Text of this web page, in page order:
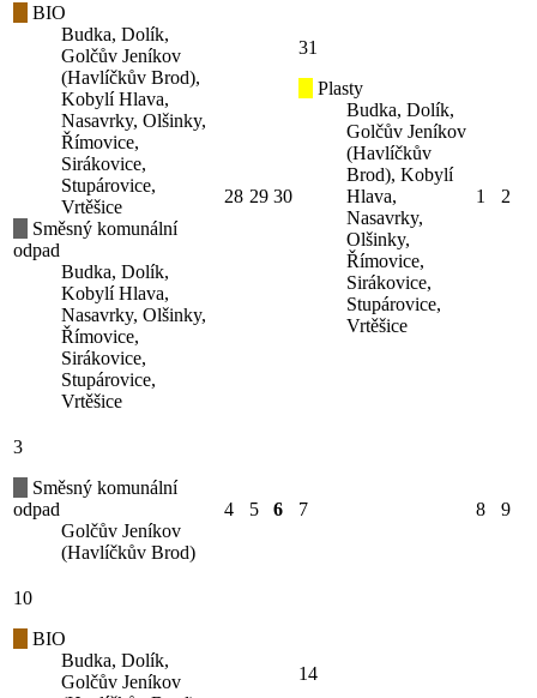
BIO
Budka, Dolík,
Golčův Jeníkov
(Havlíčkův Brod),
Kobylí Hlava,
Nasavrky, Olšinky,
Římovice,
Sirákovice,
Stupárovice,
Vrtěšice
Směsný komunální
odpad
Budka, Dolík,
Kobylí Hlava,
Nasavrky, Olšinky,
Římovice,
Sirákovice,
Stupárovice,
Vrtěšice
28 29 30
31
Plasty
Budka, Dolík,
Golčův Jeníkov
(Havlíčkův
Brod), Kobylí
Hlava,
Nasavrky,
Olšinky,
Římovice,
Sirákovice,
Stupárovice,
Vrtěšice
1 2
3
Směsný komunální
odpad
Golčův Jeníkov
(Havlíčkův Brod)
4 5 6 7 8 9
10
BIO
Budka, Dolík,
Golčův Jeníkov
14